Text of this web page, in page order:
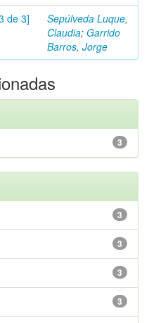
de 3]
Sepúlveda Luque,
Claudia; Garrido
Barros, Jorge
3
3
3
3
3